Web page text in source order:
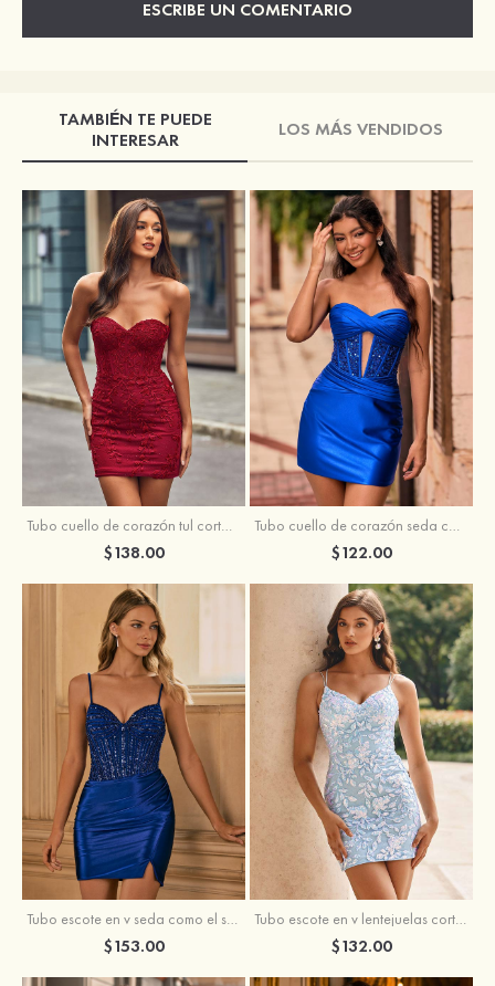
ESCRIBE UN COMENTARIO
TAMBIÉN TE PUEDE
INTERESAR
LOS MÁS VENDIDOS
Tubo cuello de corazón tul corto/mini vestido para homecoming
$138.00
Tubo cuello de corazón seda como el satén corto vestido para homecoming
$122.00
Tubo escote en v seda como el satén corto vestido para homecoming
$153.00
Tubo escote en v lentejuelas corto vestido para homecoming
$132.00